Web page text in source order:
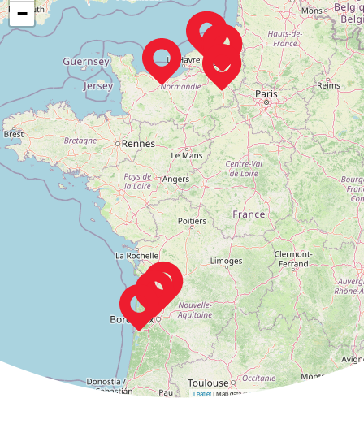
−
Leaflet| Map data © OpenStreetMap